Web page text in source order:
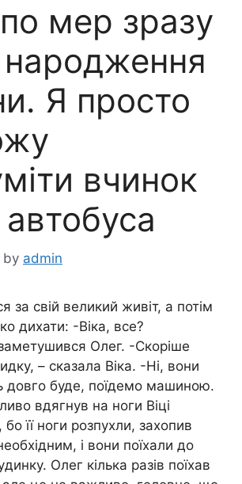
мep зразу
наpодження
Я просто
вчинок
автобуса
by admin
за свій великий живіт, а потім
дихати: -Віка, все?
Олег. -Скорiше
– сказала Віка. -Ні, вони
довго буде, поїдемо машиною.
вдягнув на ноги Віці
її ноги розпухли, захопив
і вони поїхали до
Олег кілька разів поїхав